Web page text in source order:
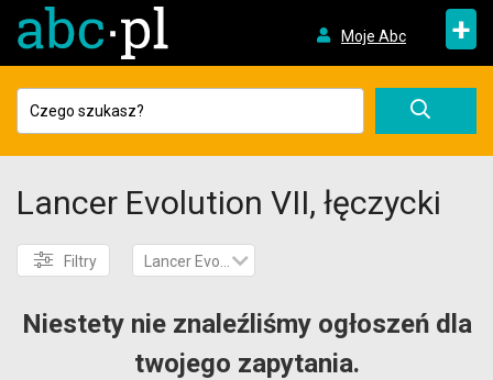
Moje Abc +
Lancer Evolution VII, łęczycki
Filtry Lancer Evolution VII
Niestety nie znaleźliśmy ogłoszeń dla
twojego zapytania.